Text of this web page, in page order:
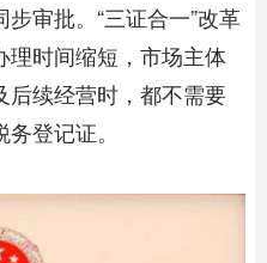
审批。“三证合一”改革
理时间缩短，市场主体
后续经营时，都不需要
登记证。